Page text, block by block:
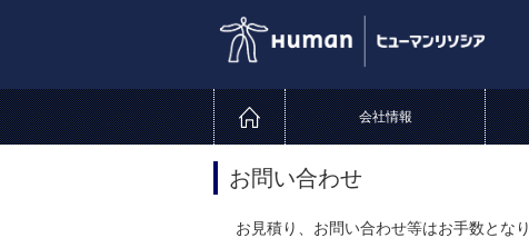
会社情報
お問い合わせ
お見積り、お問い合わせ等はお手数とな